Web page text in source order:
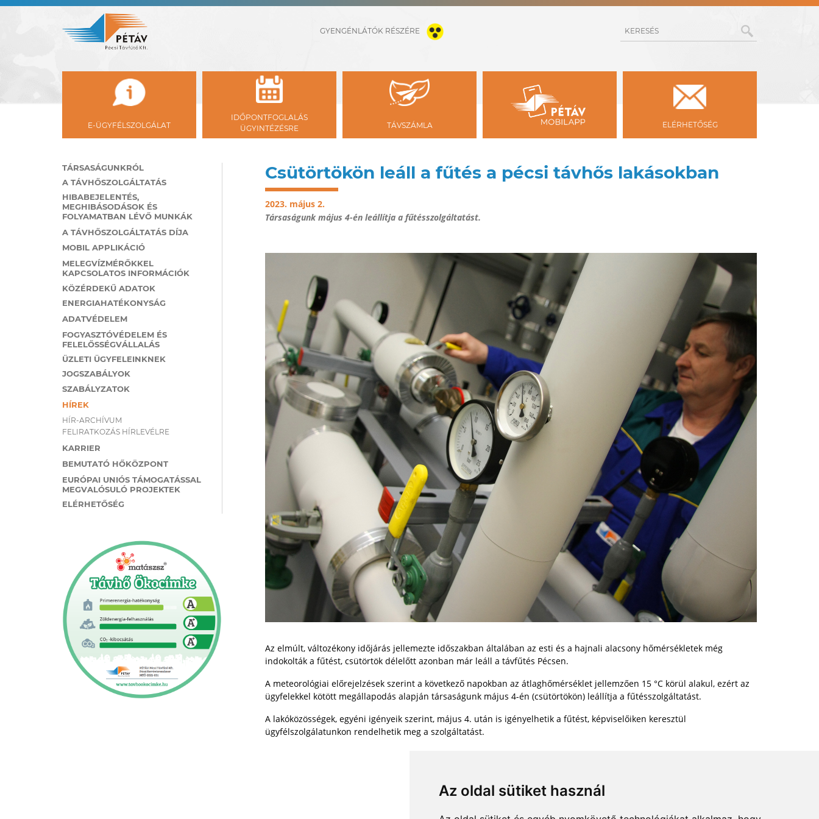
Az oldal sütiket használ
GYENGÉNLÁTÓK RÉSZÉRE KERESÉS
E-ÜGYFÉLSZOLGÁLAT
IDŐPONTFOGLALÁS
ÜGYINTÉZÉSRE
TÁVSZÁMLA ELÉRHETŐSÉG
TÁRSASÁGUNKRÓL
A TÁVHŐSZOLGÁLTATÁS
HIBABEJELENTÉS,
MEGHIBÁSODÁSOK ÉS
FOLYAMATBAN LÉVŐ MUNKÁK
A TÁVHŐSZOLGÁLTATÁS DÍJA
MOBIL APPLIKÁCIÓ
MELEGVÍZMÉRŐKKEL
KAPCSOLATOS INFORMÁCIÓK
KÖZÉRDEKŰ ADATOK
ENERGIAHATÉKONYSÁG
ADATVÉDELEM
FOGYASZTÓVÉDELEM ÉS
FELELŐSSÉGVÁLLALÁS
ÜZLETI ÜGYFELEINKNEK
JOGSZABÁLYOK
SZABÁLYZATOK
HÍREK
HÍR-ARCHÍVUM
FELIRATKOZÁS HÍRLEVÉLRE
KARRIER
BEMUTATÓ HŐKÖZPONT
EURÓPAI UNIÓS TÁMOGATÁSSAL
MEGVALÓSULÓ PROJEKTEK
ELÉRHETŐSÉG
Csütörtökön leáll a fűtés a pécsi távhős lakásokban
2023. május 2.
Társaságunk május 4-én leállítja a fűtésszolgáltatást.
Az elmúlt, változékony időjárás jellemezte időszakban általában az esti és a hajnali alacsony hőmérsékletek még
indokolták a fűtést, csütörtök délelőtt azonban már leáll a távfűtés Pécsen.
A meteorológiai előrejelzések szerint a következő napokban az átlaghőmérséklet jellemzően 15 °C körül alakul, ezért az
ügyfelekkel kötött megállapodás alapján társaságunk május 4-én (csütörtökön) leállítja a fűtésszolgáltatást.
A lakóközösségek, egyéni igényeik szerint, május 4. után is igényelhetik a fűtést, képviselőiken keresztül
ügyfélszolgálatunkon rendelhetik meg a szolgáltatást.